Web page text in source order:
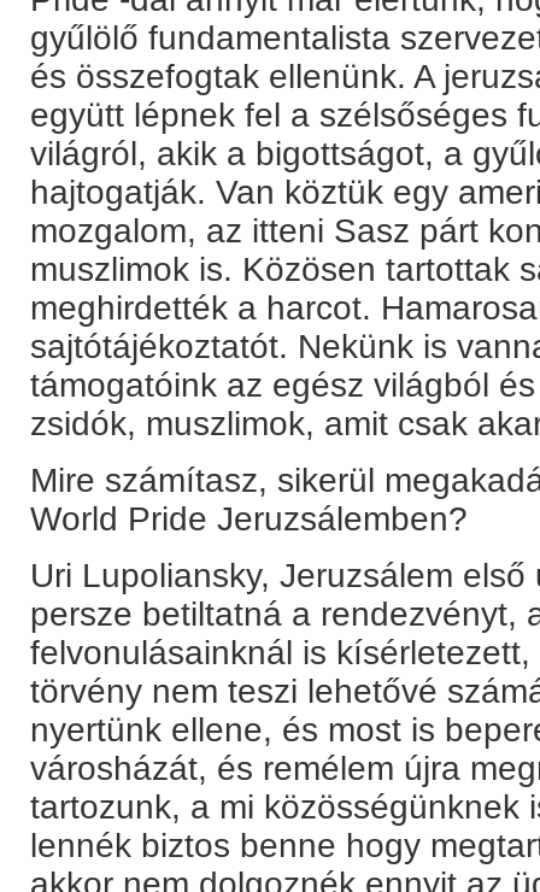
gyűlölő fundamentalista
és összefogtak ellenünk. A
együtt lépnek fel a szélsőséges
világról, akik a bigottságot, a
hajtogatják. Van köztük egy
mozgalom, az itteni Sasz párt
muszlimok is. Közösen tartottak
meghirdették a harcot.
sajtótájékoztatót. Nekünk is
támogatóink az egész világból
zsidók, muszlimok, amit csak
Mire számítasz, sikerül
World Pride Jeruzsálemben?
Uri Lupoliansky, Jeruzsálem
persze betiltatná a rendezvényt,
felvonulásainknál is
törvény nem teszi lehetővé
nyertünk ellene, és most is
városházát, és remélem újra
tartozunk, a mi közösségünknek
lennék biztos benne hogy
akkor nem dolgoznék ennyit az